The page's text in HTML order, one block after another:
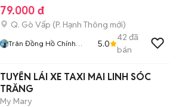
79.000 đ
Q. Gò Vấp (P. Hạnh Thông mới)
Trân Đồng Hồ Chính
5.0
42 đã
bán
TUYỂN LÁI XE TAXI MAI LINH SÓC
TRĂNG
My Mary